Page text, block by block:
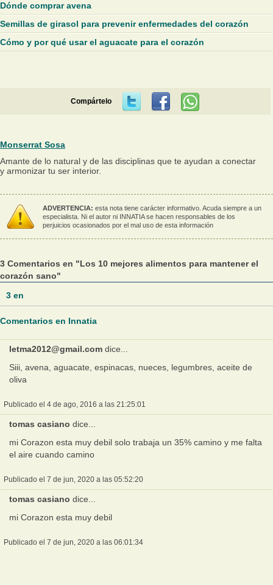
Dónde comprar avena
Semillas de girasol para prevenir enfermedades del corazón
Cómo y por qué usar el aguacate para el corazón
Compártelo
Monserrat Sosa
Amante de lo natural y de las disciplinas que te ayudan a conectar
y armonizar tu ser interior.
ADVERTENCIA: esta nota tiene carácter informativo. Acuda siempre a un
especialista. Ni el autor ni INNATIA se hacen responsables de los
perjuicios ocasionados por el mal uso de esta información
3 Comentarios en "Los 10 mejores alimentos para mantener el
corazón sano"
3en
Comentarios en Innatia
letma2012@gmail.com dice...
Siii, avena, aguacate, espinacas, nueces, legumbres, aceite de
oliva
Publicado el 4 de ago, 2016 a las 21:25:01
tomas casiano dice...
mi Corazon esta muy debil solo trabaja un 35% camino y me falta
el aire cuando camino
Publicado el 7 de jun, 2020 a las 05:52:20
tomas casiano dice...
mi Corazon esta muy debil
Publicado el 7 de jun, 2020 a las 06:01:34